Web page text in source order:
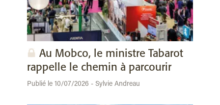
Au Mobco, le ministre Tabarot
rappelle le chemin à parcourir
Publié le 10/07/2026 - Sylvie Andreau